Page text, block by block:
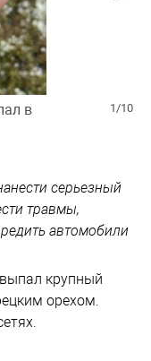
1/10
в
серьезный
травмы,
автомобили
крупный
орехом.